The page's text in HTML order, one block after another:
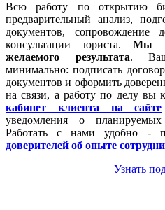
Всю работу по открытию
предварительный анализ,
документов, сопровождение
консультации юриста.Мы
желаемого результата.
минимально: подписать
документов и оформить
на связи, а работу по делу вы
кабинет клиента на сайте
уведомления о
Работать с нами удобно -
доверителей об опыте
Узнать